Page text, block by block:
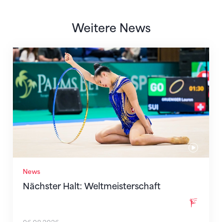
Weitere News
News
Nächster Halt: Weltmeisterschaft
Nächster Halt: Weltmeisterschaft